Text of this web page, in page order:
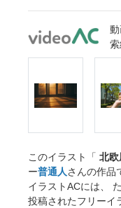
このイラスト「 北欧
ー普通人さんの作品
イラストACには、
投稿されたフリーイ